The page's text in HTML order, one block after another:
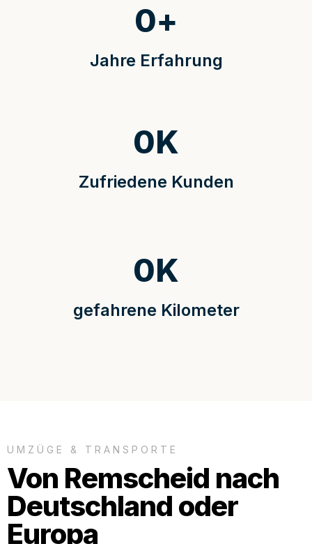
Jahre Erfahrung
0+
Zufriedene Kunden
0K
gefahrene Kilometer
0K
UMZÜGE & TRANSPORTE
Von Remscheid nach
Deutschland oder
Europa